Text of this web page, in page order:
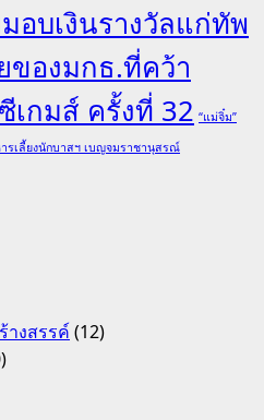
อบเงินรางวัลแก่ทัพ
องมกธ.ที่คว้า
เกมส์ ครั้งที่ 32 “แม่จิ๋ม”
รเลี้ยงนักบาสฯ เบญจมราชานุสรณ์
างสรรค์(12)